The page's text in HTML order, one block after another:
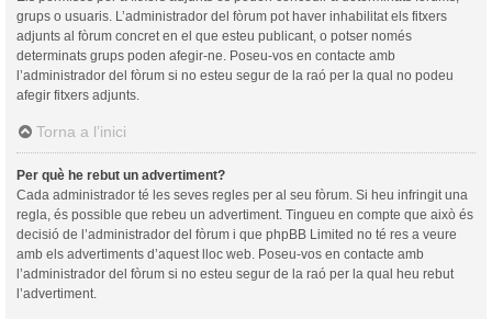
grups o usuaris. L’administrador del fòrum pot haver inhabilitat els fitxers
adjunts al fòrum concret en el que esteu publicant, o potser només
determinats grups poden afegir-ne. Poseu-vos en contacte amb
l’administrador del fòrum si no esteu segur de la raó per la qual no podeu
afegir fitxers adjunts.
Torna a l’inici
Per què he rebut un advertiment?
Cada administrador té les seves regles per al seu fòrum. Si heu infringit una
regla, és possible que rebeu un advertiment. Tingueu en compte que això és
decisió de l’administrador del fòrum i que phpBB Limited no té res a veure
amb els advertiments d’aquest lloc web. Poseu-vos en contacte amb
l’administrador del fòrum si no esteu segur de la raó per la qual heu rebut
l’advertiment.